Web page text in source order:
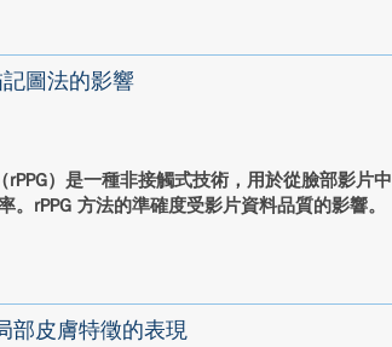
圖法的影響
）是一種非接觸式技術，用於從臉部影片中
rPPG 方法的準確度受影片資料品質的影響。
部皮膚特徵的表現